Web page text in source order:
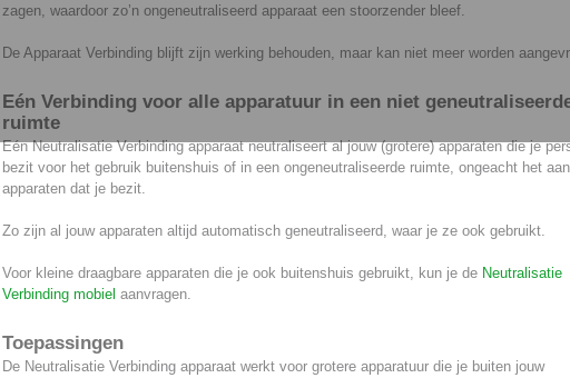
zagen, waardoor zo’n ongeneutraliseerd apparaat een stoorzender bleef.
De Apparaat Verbinding blijft zijn werking behouden, maar kan niet meer worden
Eén Verbinding voor alle apparatuur in een niet
ruimte
Eén Neutralisatie Verbinding apparaat neutraliseert al jouw (grotere) apparaten die je
bezit voor het gebruik buitenshuis of in een ongeneutraliseerde ruimte, ongeacht het
apparaten dat je bezit.
Zo zijn al jouw apparaten altijd automatisch geneutraliseerd, waar je ze ook gebruikt.
Voor kleine draagbare apparaten die je ook buitenshuis gebruikt, kun je de Neutralisatie
Verbinding mobiel aanvragen.
Toepassingen
De Neutralisatie Verbinding apparaat werkt voor grotere apparatuur die je buiten jouw